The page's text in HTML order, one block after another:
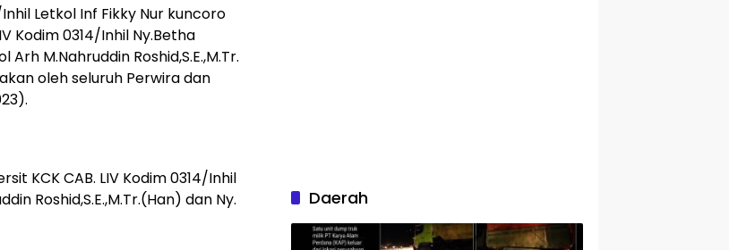
Letkol Inf Fikky Nur kuncoro
Kodim 0314/Inhil Ny.Betha
M.Nahruddin Roshid,S.E.,M.Tr.
oleh seluruh Perwira dan
KCK CAB. LIV Kodim 0314/Inhil
Roshid,S.E.,M.Tr.(Han) dan Ny.
Daerah